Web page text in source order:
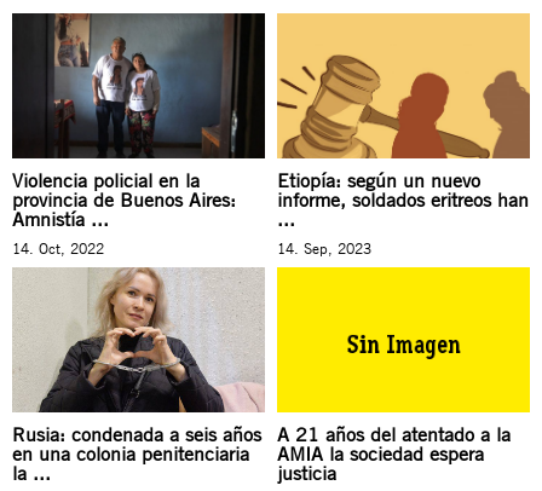
Violencia policial en la
provincia de Buenos Aires:
Amnistía ...
14. Oct, 2022
Etiopía: según un nuevo
informe, soldados eritreos han
...
14. Sep, 2023
Rusia: condenada a seis años
en una colonia penitenciaria
la ...
A 21 años del atentado a la
AMIA la sociedad espera
justicia